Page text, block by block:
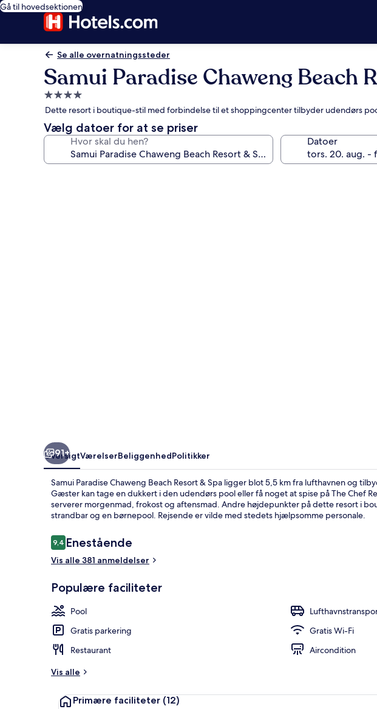
Gå til hovedsektionen
Se alle overnatningssteder
Samui Paradise Chaweng Beach
4.0-
stjernet
overnatningssted
Dette resort i boutique-stil med forbindelse til et shoppingcenter tilbyder udendørs
Vælg datoer for at se priser
Hvor skal du hen? Datoer
91+
OversigtVærelserBeliggenhedPolitikker
Samui Paradise Chaweng Beach Resort & Spa ligger blot 5,5 km fra lufthavnen og
Gæster kan tage en dukkert i den udendørs pool eller få noget at spise på The Chef
serverer morgenmad, frokost og aftensmad. Andre højdepunkter på dette resort i
strandbar og en børnepool. Rejsende er vilde med stedets hjælpsomme personale.
Anmeldelser
9,49,4 ud af 10.
Enestående
Vis alle 381 anmeldelser
Populære faciliteter
Pool
Gratis parkering
Gratis Wi-Fi
Restaurant
Aircondition
Vis alle
Primære faciliteter (12)